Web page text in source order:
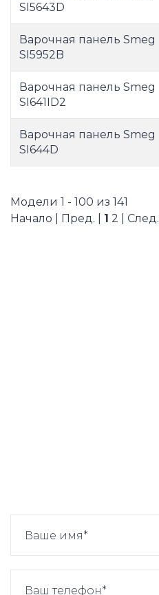
SI5643D
Варочная панель Smeg
SI5952B
Варочная панель Smeg
SI641ID2
Варочная панель Smeg
SI644D
Модели 1 - 100 из 141
Начало | Пред. | 1 2 След.